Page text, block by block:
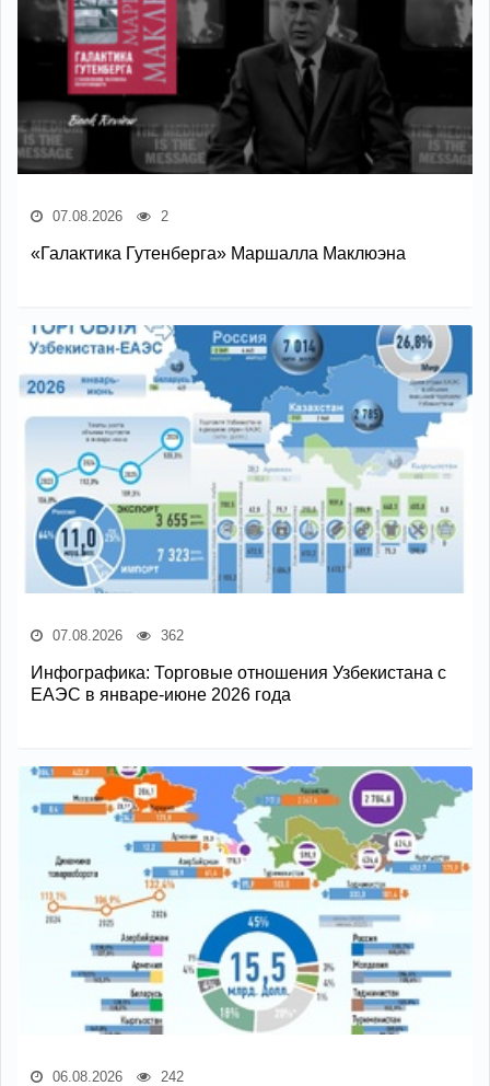
07.08.2026 2
«Галактика Гутенберга» Маршалла Маклюэна
07.08.2026 362
Инфографика: Торговые отношения Узбекистана с
ЕАЭС в январе-июне 2026 года
06.08.2026 242